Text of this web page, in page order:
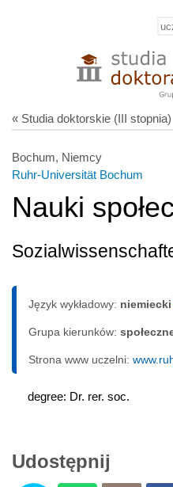
« Studia doktorskie (III stopnia)
Bochum, Niemcy
Ruhr-Universität Bochum
Nauki
Język wykładowy: niemiecki
Grupa kierunków:
Strona www uczelni:
degree: Dr. rer. soc.
Udostępnij